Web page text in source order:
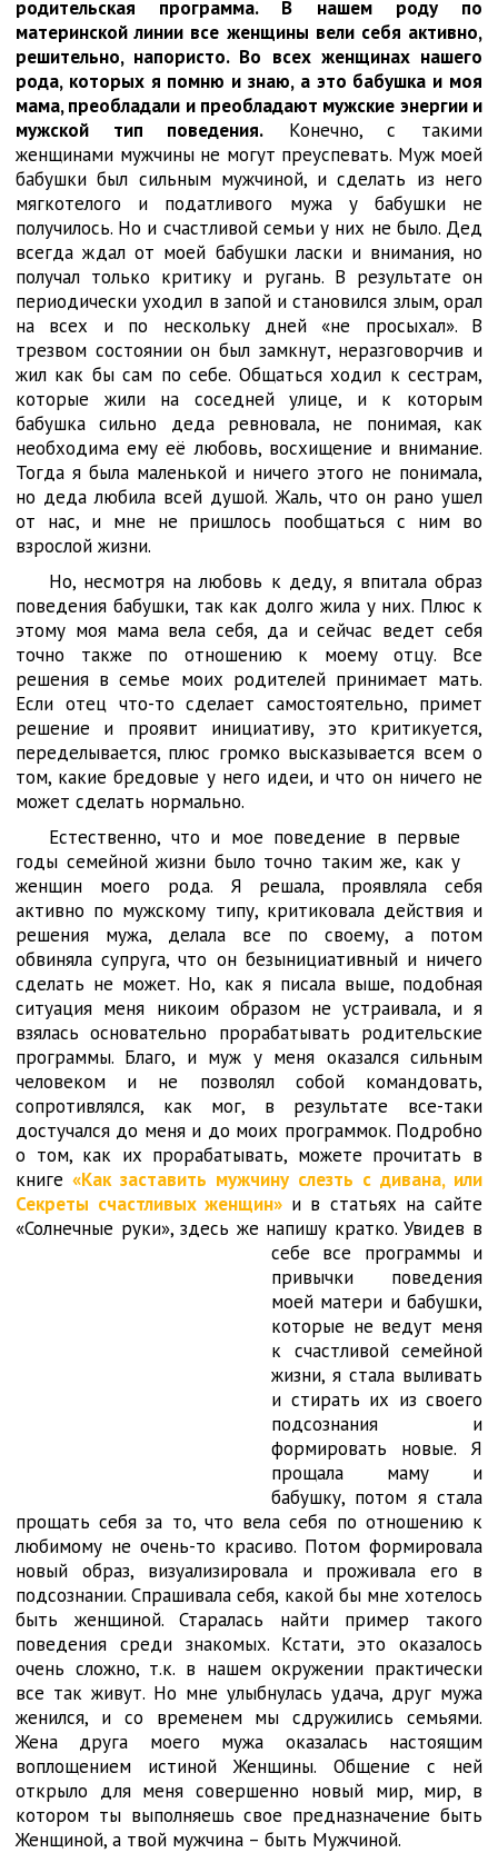
родительская программа. В нашем роду по
материнской линии все женщины вели себя активно,
решительно, напористо. Во всех женщинах нашего
рода, которых я помню и знаю, а это бабушка и моя
мама, преобладали и преобладают мужские энергии и
мужской тип поведения. Конечно, с такими
женщинами мужчины не могут преуспевать. Муж моей
бабушки был сильным мужчиной, и сделать из него
мягкотелого и податливого мужа у бабушки не
получилось. Но и счастливой семьи у них не было. Дед
всегда ждал от моей бабушки ласки и внимания, но
получал только критику и ругань. В результате он
периодически уходил в запой и становился злым, орал
на всех и по нескольку дней «не просыхал». В
трезвом состоянии он был замкнут, неразговорчив и
жил как бы сам по себе. Общаться ходил к сестрам,
которые жили на соседней улице, и к которым
бабушка сильно деда ревновала, не понимая, как
необходима ему её любовь, восхищение и внимание.
Тогда я была маленькой и ничего этого не понимала,
но деда любила всей душой. Жаль, что он рано ушел
от нас, и мне не пришлось пообщаться с ним во
взрослой жизни.
Но, несмотря на любовь к деду, я впитала образ
поведения бабушки, так как долго жила у них. Плюс к
этому моя мама вела себя, да и сейчас ведет себя
точно также по отношению к моему отцу. Все
решения в семье моих родителей принимает мать.
Если отец что-то сделает самостоятельно, примет
решение и проявит инициативу, это критикуется,
переделывается, плюс громко высказывается всем о
том, какие бредовые у него идеи, и что он ничего не
может сделать нормально.
Естественно, что и мое поведение в первые
годы семейной жизни было точно таким же, как у
женщин моего рода. Я решала, проявляла себя
активно по мужскому типу, критиковала действия и
решения мужа, делала все по своему, а потом
обвиняла супруга, что он безынициативный и ничего
сделать не может. Но, как я писала выше, подобная
ситуация меня никоим образом не устраивала, и я
взялась основательно прорабатывать родительские
программы. Благо, и муж у меня оказался сильным
человеком и не позволял собой командовать,
сопротивлялся, как мог, в результате все-таки
достучался до меня и до моих программок. Подробно
о том, как их прорабатывать, можете прочитать в
книге «Как заставить мужчину слезть с дивана, или
Секреты счастливых женщин» и в статьях на сайте
«Солнечные руки», здесь же напишу кратко. Увидев в
себе все программы и
привычки поведения
моей матери и бабушки,
которые не ведут меня
к счастливой семейной
жизни, я стала выливать
и стирать их из своего
подсознания и
формировать новые. Я
прощала маму и
бабушку, потом я стала
прощать себя за то, что вела себя по отношению к
любимому не очень-то красиво. Потом формировала
новый образ, визуализировала и проживала его в
подсознании. Спрашивала себя, какой бы мне хотелось
быть женщиной. Старалась найти пример такого
поведения среди знакомых. Кстати, это оказалось
очень сложно, т.к. в нашем окружении практически
все так живут. Но мне улыбнулась удача, друг мужа
женился, и со временем мы сдружились семьями.
Жена друга моего мужа оказалась настоящим
воплощением истиной Женщины. Общение с ней
открыло для меня совершенно новый мир, мир, в
котором ты выполняешь свое предназначение быть
Женщиной, а твой мужчина – быть Мужчиной.